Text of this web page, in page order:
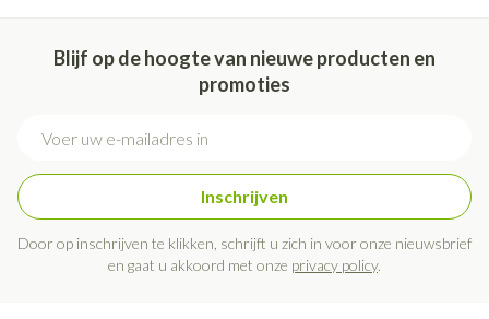
Blijf op de hoogte van nieuwe producten en
promoties
Inschrijven
Door op inschrijven te klikken, schrijft u zich in voor onze nieuwsbrief
en gaat u akkoord met onze privacy policy.